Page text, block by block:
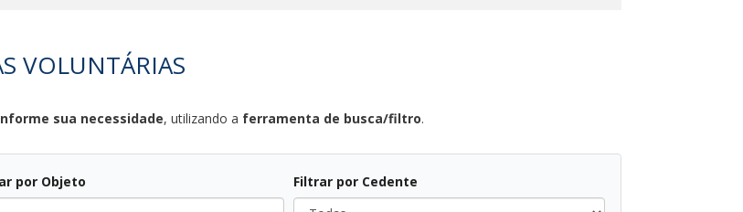
VOLUNTÁRIAS
sua necessidade, utilizando a ferramenta de busca/filtro.
por Objeto
Filtrar por Cedente